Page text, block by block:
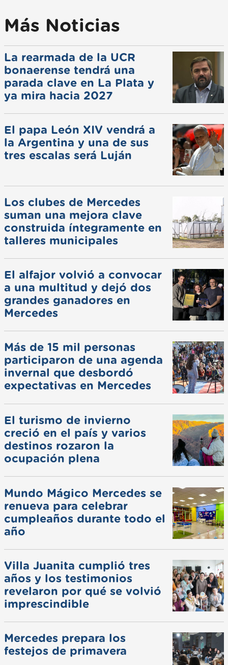
Más Noticias
La rearmada de la UCR
bonaerense tendrá una
parada clave en La Plata y
ya mira hacia 2027
El papa León XIV vendrá a
la Argentina y una de sus
tres escalas será Luján
Los clubes de Mercedes
suman una mejora clave
construida íntegramente en
talleres municipales
El alfajor volvió a convocar
a una multitud y dejó dos
grandes ganadores en
Mercedes
Más de 15 mil personas
participaron de una agenda
invernal que desbordó
expectativas en Mercedes
El turismo de invierno
creció en el país y varios
destinos rozaron la
ocupación plena
Mundo Mágico Mercedes se
renueva para celebrar
cumpleaños durante todo el
año
Villa Juanita cumplió tres
años y los testimonios
revelaron por qué se volvió
imprescindible
Mercedes prepara los
festejos de primavera